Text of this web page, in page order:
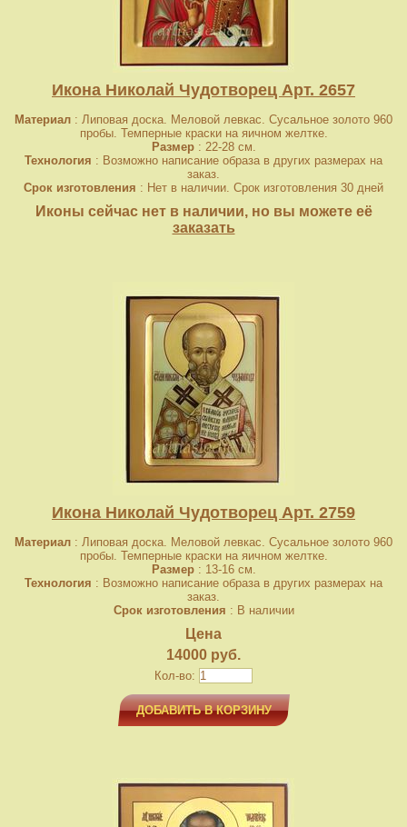
Икона Николай Чудотворец Арт. 2657
Материал : Липовая доска. Меловой левкас. Сусальное золото 960
пробы. Темперные краски на яичном желтке.
Размер: 22-28 см.
Технология : Возможно написание образа в других размерах на
заказ.
Срок изготовления : Нет в наличии. Срок изготовления 30 дней
Иконы сейчас нет в наличии, но вы можете её
заказать
Икона Николай Чудотворец Арт. 2759
Материал : Липовая доска. Меловой левкас. Сусальное золото 960
пробы. Темперные краски на яичном желтке.
Размер: 13-16 см.
Технология : Возможно написание образа в других размерах на
заказ.
Срок изготовления : В наличии
Цена
14000 руб.
Кол-во:
ДОБАВИТЬ В КОРЗИНУ